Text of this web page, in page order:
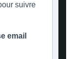
suivre
email